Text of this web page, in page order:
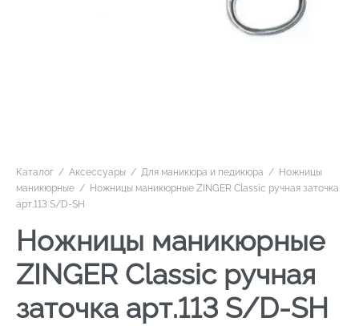
Каталог / Аксессуары / Для маникюра и педикюра / Ножницы
маникюрные / Ножницы маникюрные ZINGER Classic ручная заточка
арт.113 S/D-SH
Ножницы маникюрные
ZINGER Classic ручная
заточка арт.113 S/D-SH